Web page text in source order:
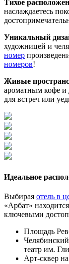
Тихое
наслаждаетесь
Уникальный
художницей и
номер
номеров!
Живые
ароматным кофе и
для встреч или
Идеальное
Выбирая отель в
«Арбат»
ключевыми
Площадь
театр им.
Арт-сквер